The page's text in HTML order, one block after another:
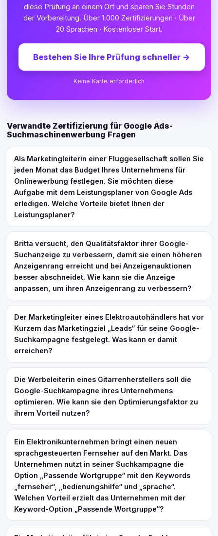
diese Prüfung an einem Ort und sparen Sie Stunden
der Vorbereitung. Über 1.000 Zertifizierungen · Über
20 Sprachen · Kostenloser Start.
Bestehen Sie Ihre Prüfung schneller →
Keine Karte erforderlich
Verwandte Zertifizierung für Google Ads-
Suchmaschinenwerbung Fragen
Als Marketingleiterin einer Fluggesellschaft sollen Sie
jeden Monat das Budget Ihres Unternehmens für
Onlinewerbung festlegen. Sie möchten diese
Aufgabe mit dem Leistungsplaner von Google Ads
erledigen. Welche Vorteile bietet Ihnen der
Leistungsplaner?
Britta versucht, den Qualitätsfaktor ihrer Google-
Suchanzeige zu verbessern, damit sie einen höheren
Anzeigenrang erreicht und bei Anzeigenauktionen
besser abschneidet. Wie kann sie die Anzeige
anpassen, um ihren Anzeigenrang zu verbessern?
Der Marketingleiter eines Elektroautohändlers hat vor
Kurzem das Marketingziel „Leads“ für seine Google-
Suchkampagne festgelegt. Was kann er damit
erreichen?
Die Werbeleiterin eines Gitarrenherstellers soll die
Google-Suchkampagne ihres Unternehmens
optimieren. Wie kann sie den Optimierungsfaktor zu
ihrem Vorteil nutzen?
Ein Elektronikunternehmen bringt einen neuen
sprachgesteuerten Fernseher auf den Markt. Das
Unternehmen nutzt in seiner Suchkampagne die
Option „Passende Wortgruppe“ mit den Keywords
„fernseher“, „bedienungshilfe“ und „sprache“.
Welchen Vorteil erzielt das Unternehmen mit der
Keyword-Option „Passende Wortgruppe“?